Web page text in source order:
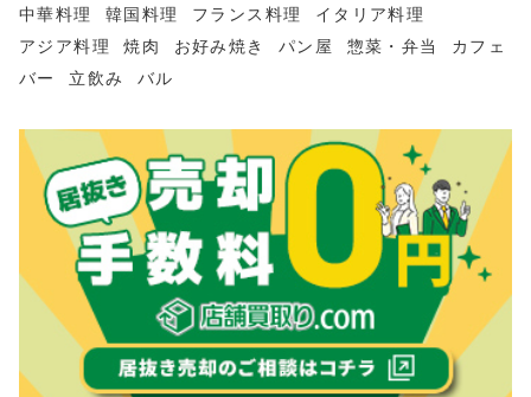
中華料理
韓国料理 フランス料理
イタリア料理
アジア料理
焼肉 お好み焼き パン屋 惣菜・弁当
カフェ
バー
立飲み バル